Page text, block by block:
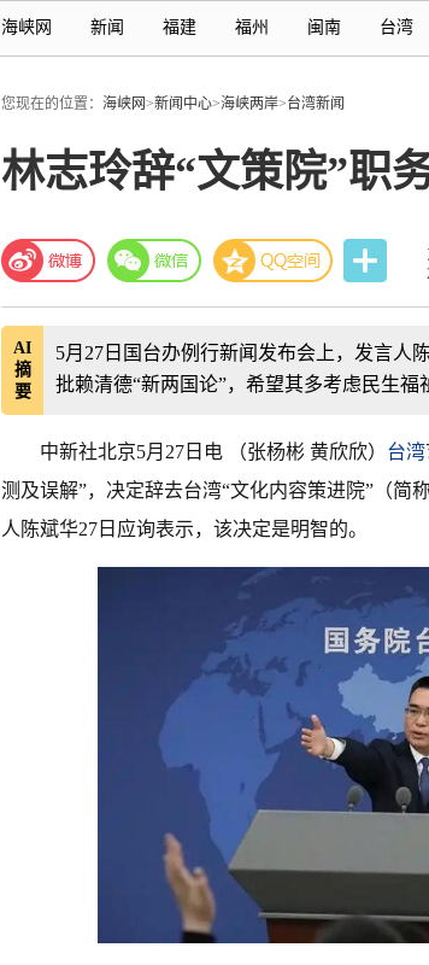
海峡网 新闻 福建 福州 闽南 台湾
您现在的位置： 海峡网>新闻中心>海峡两岸>台湾新闻
林志玲辞“文策院”职
AI
摘
要
5月27日国台办例行新闻发布会上，发言人
批赖清德“新两国论”，希望其多考虑民生福
中新社北京5月27日电 （张杨彬 黄欣欣） 台湾
测及误解”，决定辞去台湾“文化内容策进院”（简
人陈斌华27日应询表示，该决定是明智的。